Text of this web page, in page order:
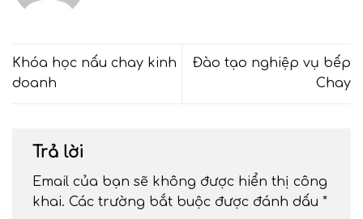
Khóa học nấu chay kinh
doanh
Đào tạo nghiệp vụ bếp
Chay
Trả lời
Email của bạn sẽ không được hiển thị công
khai. Các trường bắt buộc được đánh dấu *